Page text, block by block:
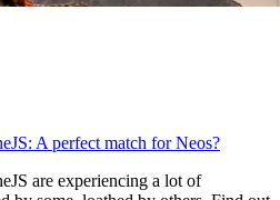
A perfect match for Neos?
are experiencing a lot of